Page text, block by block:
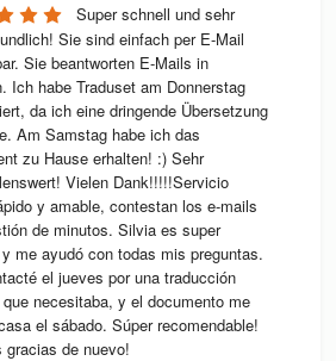
Super schnell und sehr
Sie sind einfach per E-Mail
Sie beantworten E-Mails in
Ich habe Traduset am Donnerstag
da ich eine dringende Übersetzung
Am Samstag habe ich das
zu Hause erhalten! :) Sehr
Vielen Dank!!!!!Servicio
y amable, contestan los e-mails
de minutos. Silvia es super
me ayudó con todas mis preguntas.
el jueves por una traducción
necesitaba, y el documento me
el sábado. Súper recomendable!
gracias de nuevo!